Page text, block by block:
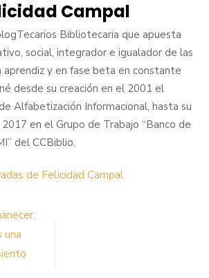
Campal
Bibliotecaria que apuesta
social, integrador e igualador de las
y en fase beta en constante
desde su creación en el 2001 el
Alfabetización Informacional, hasta su
en el Grupo de Trabajo “Banco de
del CCBiblio.
de Felicidad Campal
una